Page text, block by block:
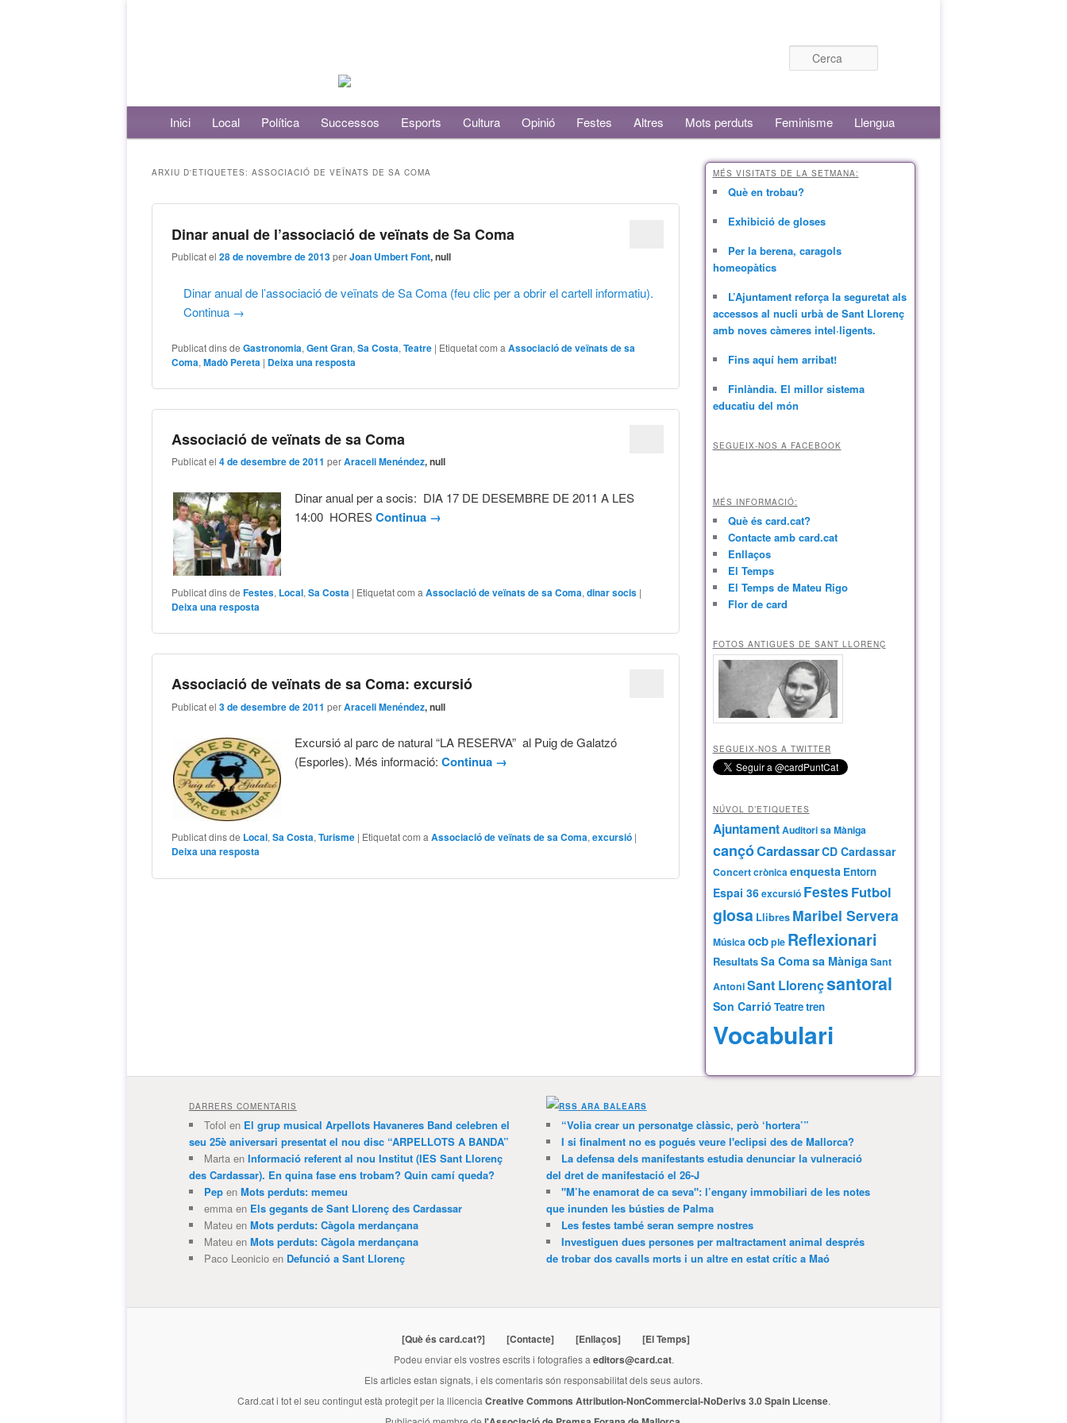
Menú principalAneu al contingut principal
Aneu al contingut secundari
Inici Local Política Successos Esports Cultura Opinió Festes Altres Mots perduts Feminisme Llengua
ARXIU D'ETIQUETES: ASSOCIACIÓ DE VEÏNATS DE SA COMA
Dinar anual de l’associació de veïnats de Sa Coma
Publicat el28 de novembre de 2013perJoan Umbert Font, null
Dinar anual de l’associació de veïnats de Sa Coma (feu clic per a obrir el cartell informatiu).
Continua →
Publicat dins de Gastronomia,Gent Gran,Sa Costa,Teatre | Etiquetat com a Associació de veïnats de sa
Coma,Madò Pereta | Deixa una resposta
Associació de veïnats de sa Coma
Publicat el4 de desembre de 2011 perAraceli Menéndez, null
Dinar anual per a socis: DIA 17 DE DESEMBRE DE 2011 A LES
14:00 HORESContinua →
Publicat dins de Festes, Local,Sa Costa | Etiquetat com a Associació de veïnats de sa Coma,dinar socis |
Deixa una resposta
Associació de veïnats de sa Coma: excursió
Publicat el3 de desembre de 2011 perAraceli Menéndez, null
Excursió al parc de natural “LA RESERVA” al Puig de Galatzó
(Esporles). Més informació: Continua →
Publicat dins de Local,Sa Costa,Turisme | Etiquetat com a Associació de veïnats de sa Coma,excursió |
Deixa una resposta
MÉS VISITATS DE LA SETMANA:
Què en trobau?
Exhibició de gloses
Per la berena, caragols
homeopàtics
L’Ajuntament reforça la seguretat als
accessos al nucli urbà de Sant Llorenç
amb noves càmeres intel·ligents.
Fins aquí hem arribat!
Finlàndia. El millor sistema
educatiu del món
SEGUEIX-NOS A FACEBOOK
MÉS INFORMACIÓ:
Què és card.cat?
Contacte amb card.cat
Enllaços
El Temps
El Temps de Mateu Rigo
Flor de card
FOTOS ANTIGUES DE SANT LLORENÇ
SEGUEIX-NOS A TWITTER
NÚVOL D’ETIQUETES
AjuntamentAuditori sa Màniga
cançóCardassarCD Cardassar
Concertcrònicaenquesta Entorn
Espai 36excursió Festes Futbol
glosa Llibres Maribel Servera
Músicaocbple Reflexionari
ResultatsSa Comasa MànigaSant
AntoniSant Llorençsantoral
Son Carrió Teatretren
Vocabulari
DARRERS COMENTARIS
Tofol en El grup musical Arpellots Havaneres Band celebren el
seu 25è aniversari presentat el nou disc “ARPELLOTS A BANDA”
Martaen Informació referent al nou Institut (IES Sant Llorenç
des Cardassar). En quina fase ens trobam? Quin camí queda?
Pepen Mots perduts: memeu
emmaen Els gegants de Sant Llorenç des Cardassar
Mateuen Mots perduts: Càgola merdançana
Mateuen Mots perduts: Càgola merdançana
Paco Leonicioen Defunció a Sant Llorenç
ARA BALEARS
“Volia crear un personatge clàssic, però ‘hortera’”
I si finalment no es pogués veure l'eclipsi des de Mallorca?
La defensa dels manifestants estudia denunciar la vulneració
del dret de manifestació el 26-J
"M’he enamorat de ca seva": l’engany immobiliari de les notes
que inunden les bústies de Palma
Les festes també seran sempre nostres
Investiguen dues persones per maltractament animal després
de trobar dos cavalls morts i un altre en estat crític a Maó
[Què és card.cat?] [Contacte] [Enllaços] [El Temps]
Podeu enviar els vostres escrits i fotografies a editors@card.cat.
Els articles estan signats, i els comentaris són responsabilitat dels seus autors.
Card.cati tot el seu contingut està protegit per la llicencia Creative Commons Attribution-NonCommercial-NoDerivs 3.0 Spain License.